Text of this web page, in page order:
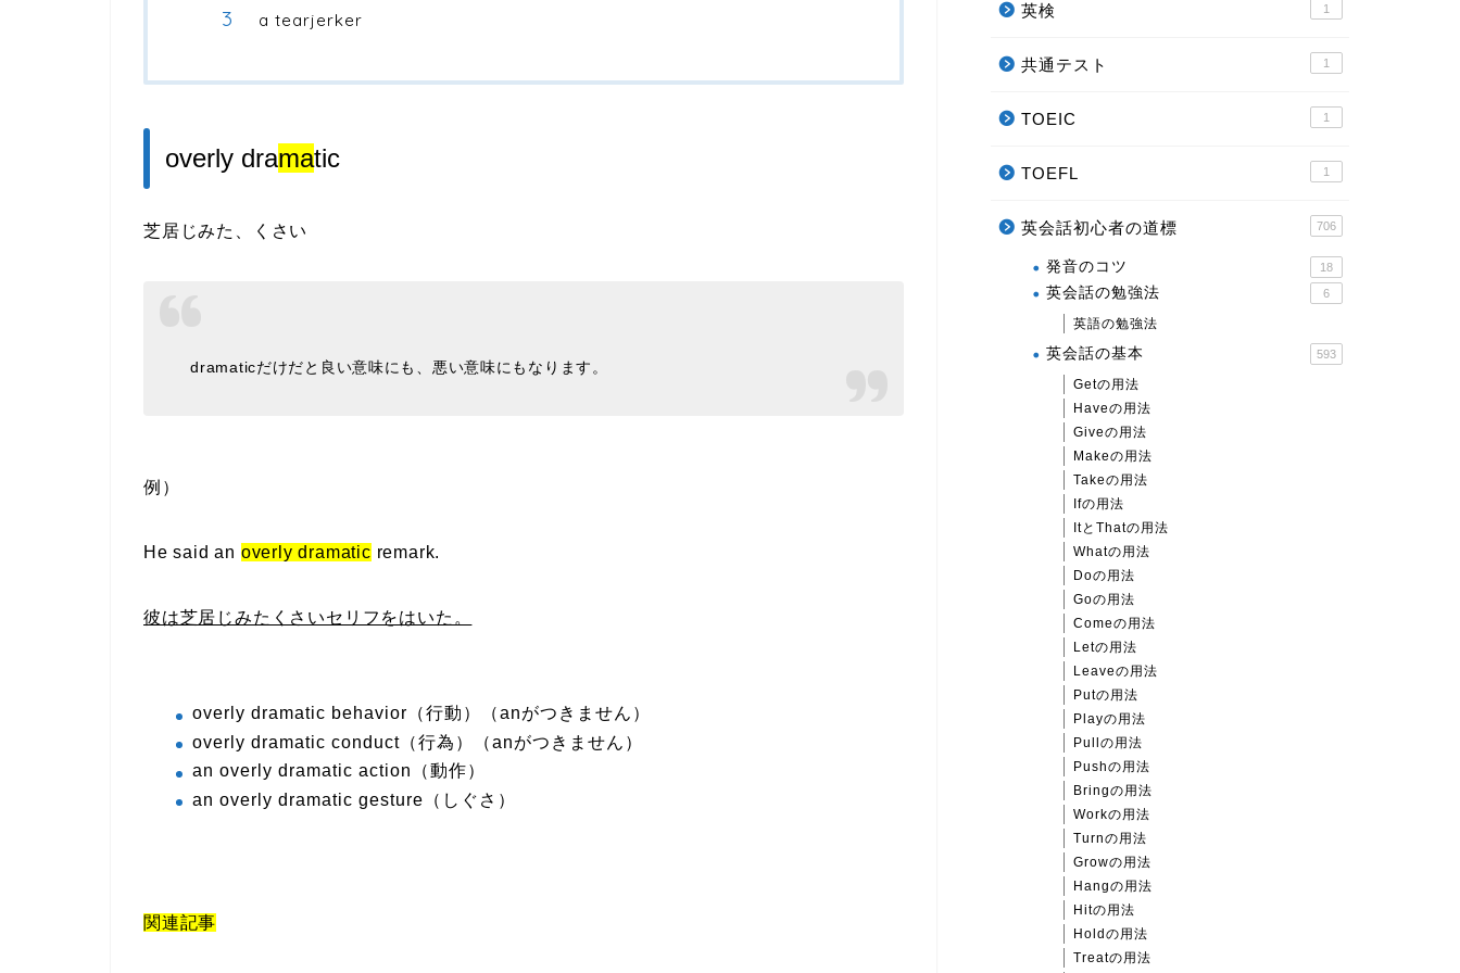
a tearjerker
overly dramatic
芝居じみた、くさい
dramaticだけだと良い意味にも、悪い意味にもなります。
例）
He said an overly dramatic remark.
彼は芝居じみたくさいセリフをはいた。
overly dramatic behavior（行動）（anがつきません）
overly dramatic conduct（行為）（anがつきません）
an overly dramatic action（動作）
an overly dramatic gesture（しぐさ）
関連記事
英検 1
共通テスト 1
TOEIC 1
TOEFL 1
英会話初心者の道標 706
発音のコツ 18
英会話の勉強法 6
英語の勉強法
英会話の基本 593
Getの用法
Haveの用法
Giveの用法
Makeの用法
Takeの用法
Ifの用法
ItとThatの用法
Whatの用法
Doの用法
Goの用法
Comeの用法
Letの用法
Leaveの用法
Putの用法
Playの用法
Pullの用法
Pushの用法
Bringの用法
Workの用法
Turnの用法
Growの用法
Hangの用法
Hitの用法
Holdの用法
Treatの用法